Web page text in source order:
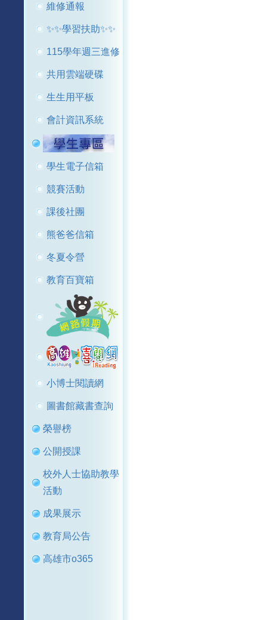
維修通報
✨✨學習扶助✨✨
115學年週三進修
共用雲端硬碟
生生用平板
會計資訊系統
學生電子信箱
競賽活動
課後社團
熊爸爸信箱
冬夏令營
教育百寶箱
小博士閱讀網
圖書館藏書查詢
榮譽榜
公開授課
校外人士協助教學
活動
成果展示
教育局公告
高雄市o365